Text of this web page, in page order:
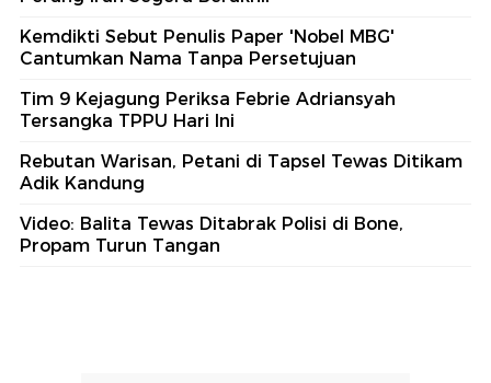
Kemdikti Sebut Penulis Paper 'Nobel MBG'
Cantumkan Nama Tanpa Persetujuan
Tim 9 Kejagung Periksa Febrie Adriansyah
Tersangka TPPU Hari Ini
Rebutan Warisan, Petani di Tapsel Tewas Ditikam
Adik Kandung
Video: Balita Tewas Ditabrak Polisi di Bone,
Propam Turun Tangan